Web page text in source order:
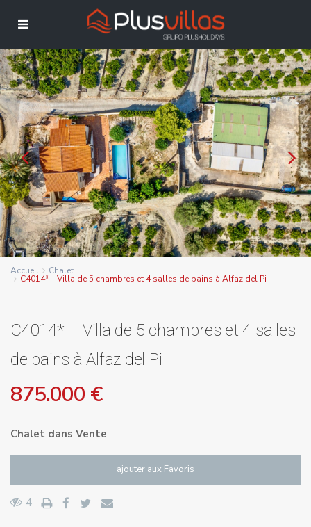
Accueil Chalet
C4014* – Villa de 5 chambres et 4 salles de bains à Alfaz del Pi
C4014* – Villa de 5 chambres et 4 salles
de bains à Alfaz del Pi
875.000 €
Chalet dans Vente
ajouter aux Favoris
4